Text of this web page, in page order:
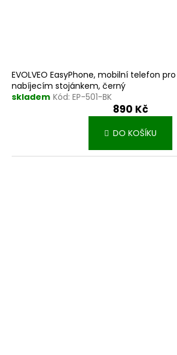
EVOLVEO EasyPhone, mobilní telefon
nabíjecím stojánkem, černý
skladem Kód: EP-501-BK
890 Kč
DO KOŠÍKU